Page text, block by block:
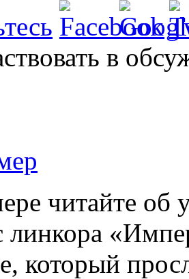
в
читайте об
линкора
который